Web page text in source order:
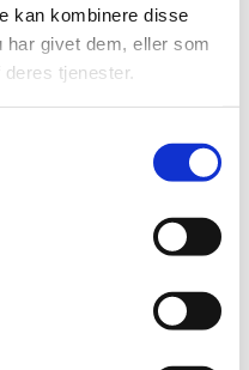
kan kombinere disse
har givet dem, eller som
tjenester.